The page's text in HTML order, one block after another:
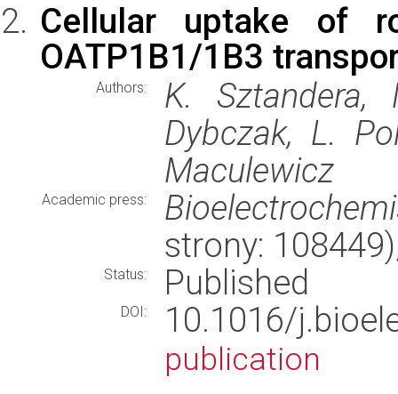
Cellular uptake of
OATP1B1/1B3
Authors:
K. Sztandera,
Dybczak, L.
Maculewicz
Academic press:
strony:
Status: Published
DOI: 10.1016/
publication